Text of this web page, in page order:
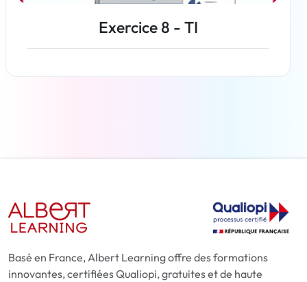
Exercice 8 - TI
Basé en France, Albert Learning offre des formations
innovantes, certifiées Qualiopi, gratuites et de haute